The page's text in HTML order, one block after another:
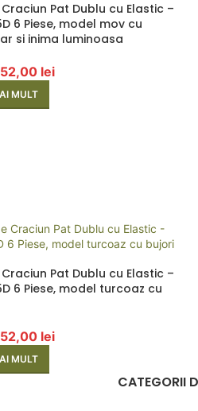
Pat Dublu cu Elastic –
6 Piese, model mov cu
si inima luminoasa
lei
MULT
Pat Dublu cu Elastic –
6 Piese, model turcoaz cu
lei
MULT
CATEGORII